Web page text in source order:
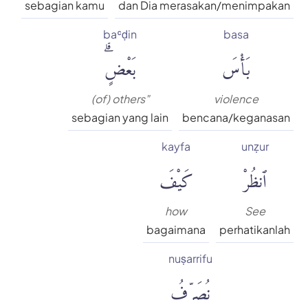
dan Dia merasakan/menimpakan
sebagian kamu
basa
بَأْسَ
violence
bencana/keganasan
baʿḍin
بَعْضٍۗ
(of) others"
sebagian yang lain
unẓur
ٱنظُرْ
See
perhatikanlah
kayfa
كَيْفَ
how
bagaimana
nuṣarrifu
نُصَرِّفُ